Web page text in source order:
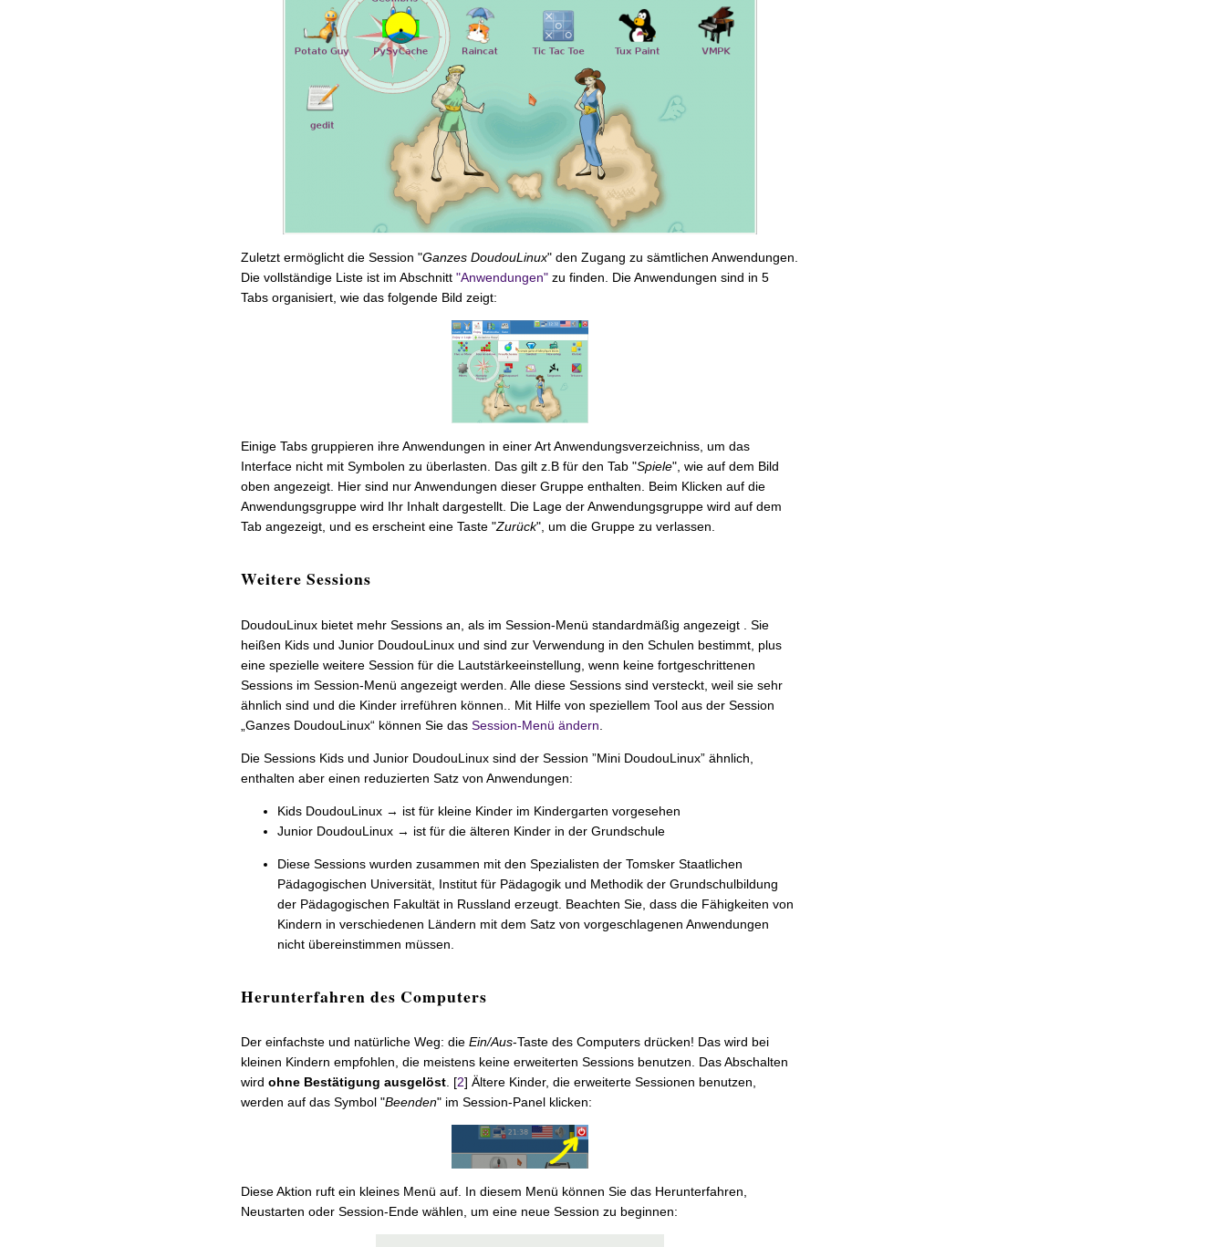
Zuletzt ermöglicht die Session "Ganzes DoudouLinux" den Zugang zu sämtlichen Anwendungen.
Die vollständige Liste ist im Abschnitt "Anwendungen"zu finden. Die Anwendungen sind in 5
Tabs organisiert, wie das folgende Bild zeigt:
Einige Tabs gruppieren ihre Anwendungen in einer Art Anwendungsverzeichniss, um das
Interface nicht mit Symbolen zu überlasten. Das gilt z.B für den Tab "Spiele", wie auf dem Bild
oben angezeigt. Hier sind nur Anwendungen dieser Gruppe enthalten. Beim Klicken auf die
Anwendungsgruppe wird Ihr Inhalt dargestellt. Die Lage der Anwendungsgruppe wird auf dem
Tab angezeigt, und es erscheint eine Taste "Zurück", um die Gruppe zu verlassen.
Weitere Sessions
DoudouLinux bietet mehr Sessions an, als im Session-Menü standardmäßig angezeigt . Sie
heißen Kids und Junior DoudouLinux und sind zur Verwendung in den Schulen bestimmt, plus
eine spezielle weitere Session für die Lautstärkeeinstellung, wenn keine fortgeschrittenen
Sessions im Session-Menü angezeigt werden. Alle diese Sessions sind versteckt, weil sie sehr
ähnlich sind und die Kinder irreführen können.. Mit Hilfe von speziellem Tool aus der Session
„Ganzes DoudouLinux“ können Sie das Session-Menü ändern
Die Sessions Kids und Junior DoudouLinux sind der Session ”Mini DoudouLinux” ähnlich,
enthalten aber einen reduzierten Satz von Anwendungen:
Kids DoudouLinux → ist für kleine Kinder im Kindergarten vorgesehen
Junior DoudouLinux → ist für die älteren Kinder in der Grundschule
Diese Sessions wurden zusammen mit den Spezialisten der Tomsker Staatlichen
Pädagogischen Universität, Institut für Pädagogik und Methodik der Grundschulbildung
der Pädagogischen Fakultät in Russland erzeugt. Beachten Sie, dass die Fähigkeiten von
Kindern in verschiedenen Ländern mit dem Satz von vorgeschlagenen Anwendungen
nicht übereinstimmen müssen.
Herunterfahren des Computers
Der einfachste und natürliche Weg: die Ein/Aus-Taste des Computers drücken! Das wird bei
kleinen Kindern empfohlen, die meistens keine erweiterten Sessions benutzen. Das Abschalten
wird ohne Bestätigung ausgelöst. [2] Ältere Kinder, die erweiterte Sessionen benutzen,
werden auf das Symbol "Beenden" im Session-Panel klicken:
Diese Aktion ruft ein kleines Menü auf. In diesem Menü können Sie das Herunterfahren,
Neustarten oder Session-Ende wählen, um eine neue Session zu beginnen: